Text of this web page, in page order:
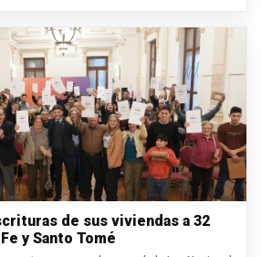
de sus viviendas a 32
y Santo Tomé